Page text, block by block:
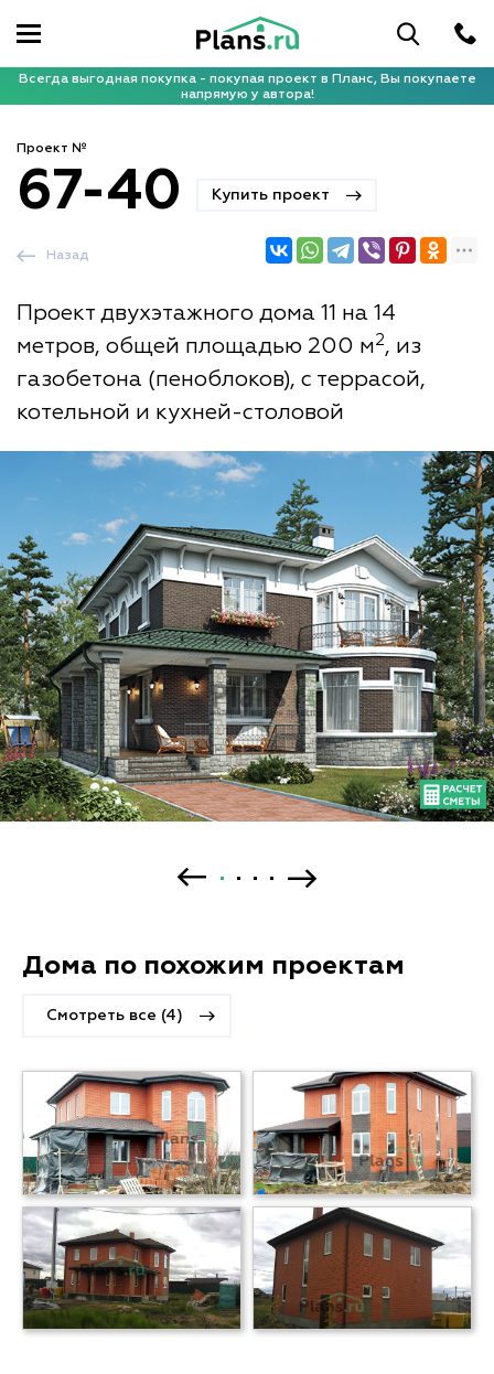
Всегда выгодная покупка - покупая проект в Планс, Вы покупаете
напрямую у автора!
Проект №
67-40 Купить проект
Проект двухэтажного дома 11 на 14
метров, общей площадью 200 м2, из
газобетона (пеноблоков), с террасой,
котельной и кухней-столовой
Назад
Дома по похожим проектам
Смотреть все (4)